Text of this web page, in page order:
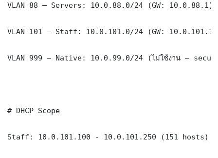
VLAN 88 — Servers: 10.0.88.0/24 (GW: 10.0.88.1)
VLAN 101 — Staff: 10.0.101.0/24 (GW: 10.0.101.1)
VLAN 999 — Native: 10.0.99.0/24 (ไม่ใช้งาน —
# DHCP Scope
Staff: 10.0.101.100 - 10.0.101.250 (151 hosts)